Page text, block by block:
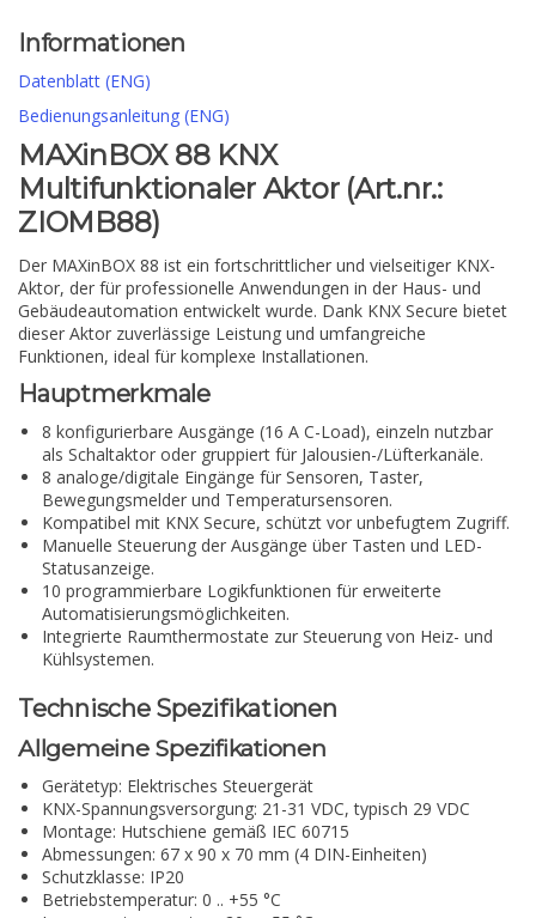
Informationen
Datenblatt (ENG)
Bedienungsanleitung (ENG)
MAXinBOX 88 KNX
Multifunktionaler Aktor (Art.nr.:
ZIOMB88)
Der MAXinBOX 88 ist ein fortschrittlicher und vielseitiger KNX-
Aktor, der für professionelle Anwendungen in der Haus- und
Gebäudeautomation entwickelt wurde. Dank KNX Secure bietet
dieser Aktor zuverlässige Leistung und umfangreiche
Funktionen, ideal für komplexe Installationen.
Hauptmerkmale
8 konfigurierbare Ausgänge (16 A C-Load), einzeln nutzbar
als Schaltaktor oder gruppiert für Jalousien-/Lüfterkanäle.
8 analoge/digitale Eingänge für Sensoren, Taster,
Bewegungsmelder und Temperatursensoren.
Kompatibel mit KNX Secure, schützt vor unbefugtem Zugriff.
Manuelle Steuerung der Ausgänge über Tasten und LED-
Statusanzeige.
10 programmierbare Logikfunktionen für erweiterte
Automatisierungsmöglichkeiten.
Integrierte Raumthermostate zur Steuerung von Heiz- und
Kühlsystemen.
Technische Spezifikationen
Allgemeine Spezifikationen
Gerätetyp: Elektrisches Steuergerät
KNX-Spannungsversorgung: 21-31 VDC, typisch 29 VDC
Montage: Hutschiene gemäß IEC 60715
Abmessungen: 67 x 90 x 70 mm (4 DIN-Einheiten)
Schutzklasse: IP20
Betriebstemperatur: 0 .. +55 °C